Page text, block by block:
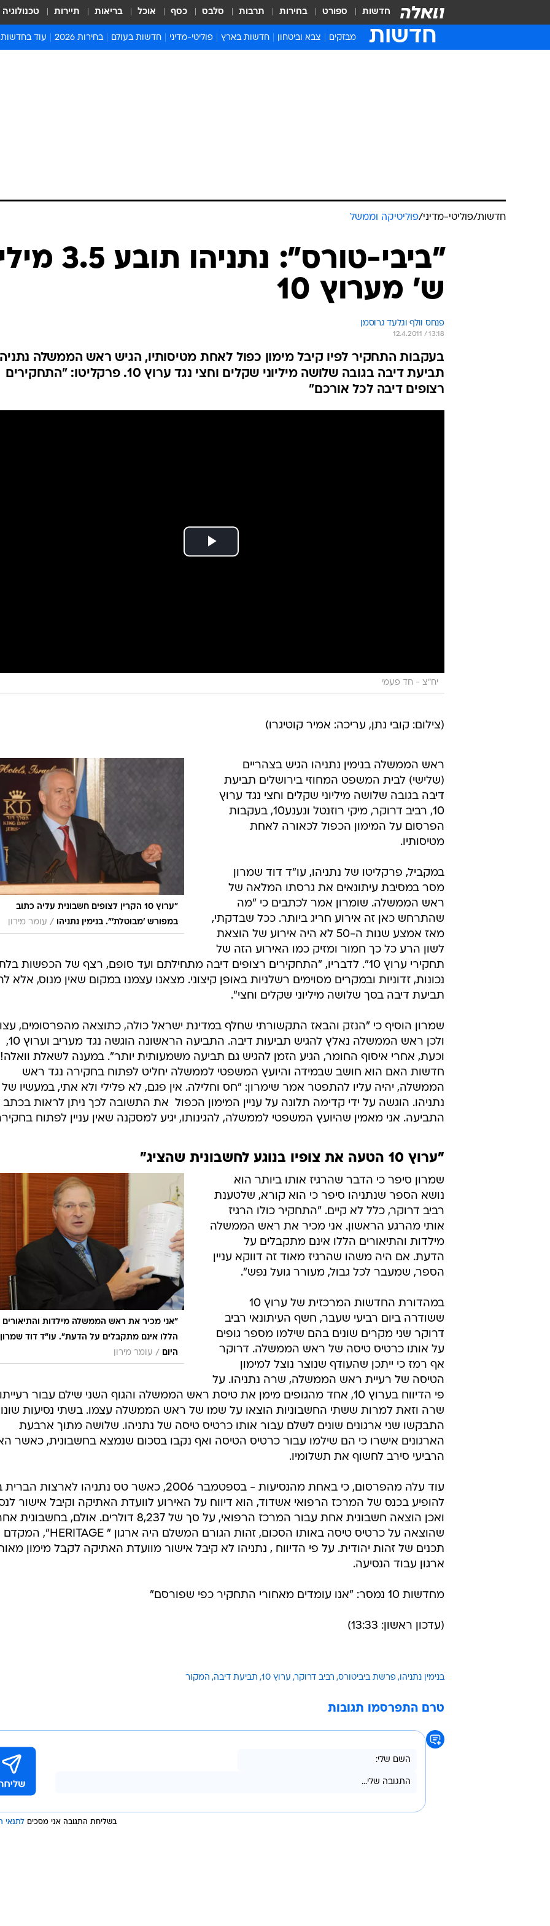
חדשות ספורט בחירות תרבות סלבס כסף אוכל בריאות תיירות טכנולוגיה
חדשות מבזקים צבא וביטחון חדשות בארץ פוליטי-מדיני חדשות בעולם בחירות 2026 עוד בחדשות
חדשות
חדשות/פוליטי-מדיני/פוליטיקה וממשל
"ביבי-טורס": נתניהו
ש' מערוץ 10
פנחס וולף וגלעד גרוסמן
12.4.2011 / 13:18
בעקבות התחקיר לפיו קיבל מימון כפול לאחת מטיסותיו, הגיש ראש הממשלה
תביעת דיבה בגובה שלושה מיליוני שקלים וחצי נגד ערוץ 10. פרקליטו: "התחקירים
רצופים דיבה לכל אורכם"
יח"צ - חד פעמי
(צילום: קובי נתן, עריכה: אמיר קוטיגרו)
"ערוץ 10 הקרין לצופים חשבונית עליה כתוב
במפורש 'מבוטלת'". בנימין נתניהו
/ עומר מירון
ראש הממשלה בנימין נתניהו הגיש בצהריים
(שלישי) לבית המשפט המחוזי בירושלים תביעת
דיבה בגובה שלושה מיליוני שקלים וחצי נגד ערוץ
10, רביב דרוקר, מיקי רוזנטל ונענע10, בעקבות
הפרסום על המימון הכפול לכאורה לאחת
מטיסותיו.
במקביל, פרקליטו של נתניהו, עו"ד דוד שמרון
מסר במסיבת עיתונאים את גרסתו המלאה של
ראש הממשלה. שומרון אמר לכתבים כי "מה
שהתרחש כאן זה אירוע חריג ביותר. ככל שבדקתי,
מאז אמצע שנות ה-50 לא היה אירוע של הוצאת
לשון הרע כל כך חמור ומזיק כמו האירוע הזה של
תחקירי ערוץ 10". לדבריו, "התחקירים רצופים דיבה מתחילתם ועד סופם, רצף של הכפשות
נכונות, זדוניות ובמקרים מסוימים רשלניות באופן קיצוני. מצאנו עצמנו במקום שאין מנוס, אלא
תביעת דיבה בסך שלושה מיליוני שקלים וחצי".
שמרון הוסיף כי "הנזק והבאז התקשורתי שחלף במדינת ישראל כולה, כתוצאה מהפרסומים,
ולכן ראש הממשלה נאלץ להגיש תביעות דיבה. התביעה הראשונה הוגשה נגד מעריב וערוץ 10,
וכעת, אחרי איסוף החומר, הגיע הזמן להגיש גם תביעה משמעותית יותר". במענה לשאלת וואלה!
חדשות האם הוא חושב שבמידה והיועץ המשפטי לממשלה יחליט לפתוח בחקירה נגד ראש
הממשלה, יהיה עליו להתפטר אמר שימרון: "חס וחלילה. אין פגם, לא פלילי ולא אתי, במעשיו של
נתניהו. הוגשה על ידי קדימה תלונה על עניין המימון הכפול  את התשובה לכך ניתן לראות בכתב
התביעה. אני מאמין שהיועץ המשפטי לממשלה, להגינותו, יגיע למסקנה שאין עניין לפתוח
"ערוץ 10 הטעה את צופיו בנוגע לחשבונית שהציג"
"אני מכיר את ראש הממשלה מילדות והתיאורים
הללו אינם מתקבלים על הדעת". עו"ד דוד שמרון
היום
/ עומר מירון
שמרון סיפר כי הדבר שהרגיז אותו ביותר הוא
נושא הספר שנתניהו סיפר כי הוא קורא, שלטענת
רביב דרוקר, כלל לא קיים. "התחקיר כולו הרגיז
אותי מהרגע הראשון. אני מכיר את ראש הממשלה
מילדות והתיאורים הללו אינם מתקבלים על
הדעת. אם היה משהו שהרגיז מאוד זה דווקא עניין
הספר, שמעבר לכל גבול, מעורר גועל נפש".
במהדורת החדשות המרכזית של ערוץ 10
ששודרה ביום רביעי שעבר, חשף העיתונאי רביב
דרוקר שני מקרים שונים בהם שילמו מספר גופים
על אותו כרטיס טיסה של ראש הממשלה. דרוקר
אף רמז כי ייתכן שהעודף שנוצר נוצל למימון
הטיסה של רעיית ראש הממשלה, שרה נתניהו. על
פי הדיווח בערוץ 10, אחד מהגופים מימן את טיסת ראש הממשלה והגוף השני שילם עבור רעייתו
שרה וזאת למרות ששתי החשבוניות הוצאו על שמו של ראש הממשלה עצמו. בשתי נסיעות
התבקשו שני ארגונים שונים לשלם עבור אותו כרטיס טיסה של נתניהו. שלושה מתוך ארבעת
הארגונים אישרו כי הם שילמו עבור כרטיס הטיסה ואף נקבו בסכום שנמצא בחשבונית, כאשר
הרביעי סירב לחשוף את תשלומיו.
עוד עלה מהפרסום, כי באחת מהנסיעות - בספטמבר 2006, כאשר טס נתניהו לארצות
להופיע בכנס של המרכז הרפואי אשדוד, הוא דיווח על האירוע לוועדת האתיקה וקיבל אישור
ואכן הוצאה חשבונית אחת עבור המרכז הרפואי, על סך של 8,237 דולרים. אולם,
שהוצאה על כרטיס טיסה באותו הסכום, זהות הגורם המשלם היה ארגון " HERITAGE", המקדם
תכנים של זהות יהודית. על פי הדיווח , נתניהו לא קיבל אישור מוועדת האתיקה לקבל מימון
ארגון עבוד הנסיעה.
מחדשות 10 נמסר: "אנו עומדים מאחורי התחקיר כפי שפורסם"
(עדכון ראשון: 13:33)
בנימין נתניהו פרשת ביביטורס רביב דרוקר ערוץ 10 תביעת דיבה המקור
טרם התפרסמו תגובות
בשליחת התגובה אני מסכים לתנאי